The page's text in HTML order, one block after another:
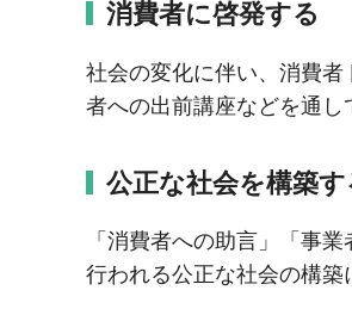
消費者に啓発する
社会の変化に伴い、消費
者への出前講座などを通し
公正な社会を構築す
「消費者への助言」「事
行われる公正な社会の構築